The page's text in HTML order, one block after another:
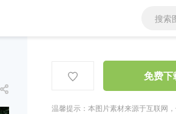
免费下
温馨提示：本图片素材来源于互联网